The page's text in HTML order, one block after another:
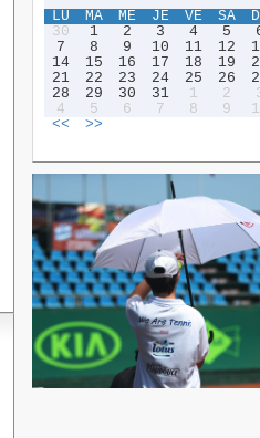
LU
MA ME JE VE SA
30
1 2 3 4 5
7
8 9 10 11 12
14
15 16 17 18 19
21
22 23 24 25 26
28
29 30 31 1 2
4
5 6 7 8 9
<<
>>